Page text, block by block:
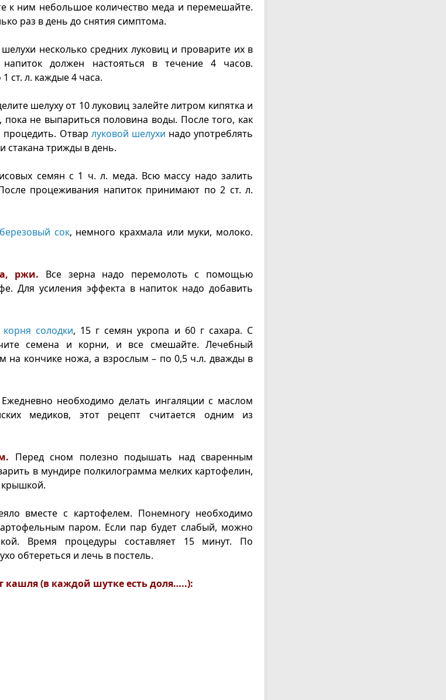
к ним небольшое количество меда и перемешайте.
раз в день до снятия симптома.
несколько средних луковиц и проварите их в
должен настояться в течение 4 часов.
ст. л. каждые 4 часа.
шелуху от 10 луковиц залейте литром кипятка и
не выпариться половина воды. После того, как
процедить. Отвар луковой шелухи надо употреблять
стакана трижды в день.
семян с 1 ч. л. меда. Всю массу надо залить
процеживания напиток принимают по 2 ст. л.
березовый сок, немного крахмала или муки, молоко.
ржи.
Все зерна надо перемолоть с помощью
Для усиления эффекта в напиток надо добавить
корня солодки, 15 г семян укропа и 60 г сахара. С
семена и корни, и все смешайте. Лечебный
на кончике ножа, а взрослым – по 0,5 ч.л. дважды в
Ежедневно необходимо делать ингаляции с маслом
медиков, этот рецепт считается одним из
Перед сном полезно подышать над сваренным
в мундире полкилограмма мелких картофелин,
крышкой.
вместе с картофелем. Понемногу необходимо
паром. Если пар будет слабый, можно
Время процедуры составляет 15 минут. По
обтереться и лечь в постель.
кашля (в каждой шутке есть доля…..):